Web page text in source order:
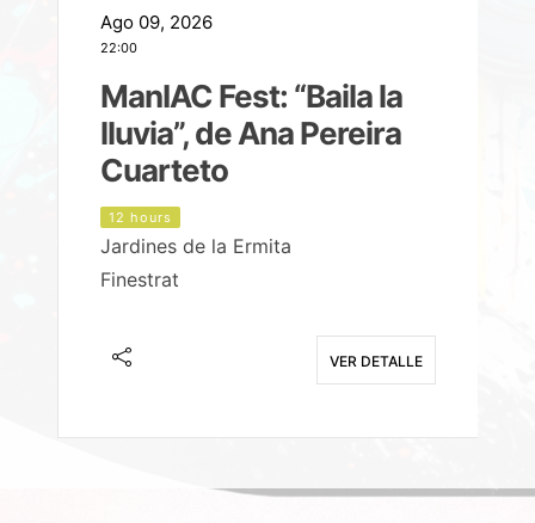
Ago 09, 2026
22:00
ManIAC Fest: “Baila la
lluvia”, de Ana Pereira
Cuarteto
12 hours
Jardines de la Ermita
Finestrat
VER DETALLE